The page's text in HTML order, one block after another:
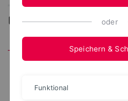
... Team
Team
oder
Speichern &
Funktional